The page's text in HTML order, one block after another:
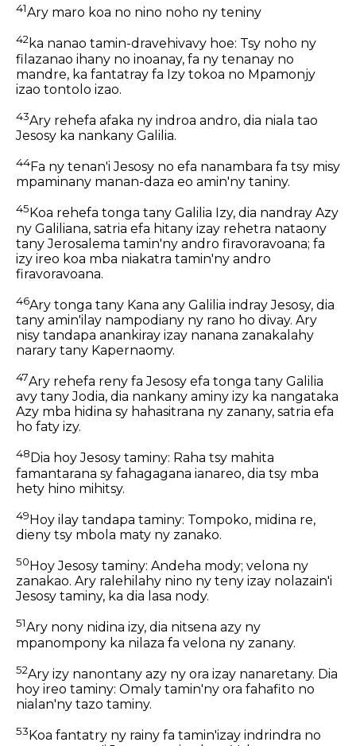
41Ary maro koa no nino noho ny teniny
42ka nanao tamin-dravehivavy hoe: Tsy noho ny
filazanao ihany no inoanay, fa ny tenanay no
mandre, ka fantatray fa Izy tokoa no Mpamonjy
izao tontolo izao.
43Ary rehefa afaka ny indroa andro, dia niala tao
Jesosy ka nankany Galilia.
44Fa ny tenan'i Jesosy no efa nanambara fa tsy misy
mpaminany manan-daza eo amin'ny taniny.
45 Koa rehefa tonga tany Galilia Izy, dia nandray Azy
ny Galiliana, satria efa hitany izay rehetra nataony
tany Jerosalema tamin'ny andro firavoravoana; fa
izy ireo koa mba niakatra tamin'ny andro
firavoravoana.
46Ary tonga tany Kana any Galilia indray Jesosy, dia
tany amin'ilay nampodiany ny rano ho divay. Ary
nisy tandapa anankiray izay nanana zanakalahy
narary tany Kapernaomy.
47Ary rehefa reny fa Jesosy efa tonga tany Galilia
avy tany Jodia, dia nankany aminy izy ka nangataka
Azy mba hidina sy hahasitrana ny zanany, satria efa
ho faty izy.
48 Dia hoy Jesosy taminy: Raha tsy mahita
famantarana sy fahagagana ianareo, dia tsy mba
hety hino mihitsy.
49Hoy ilay tandapa taminy: Tompoko, midina re,
dieny tsy mbola maty ny zanako.
50 Hoy Jesosy taminy: Andeha mody; velona ny
zanakao. Ary ralehilahy nino ny teny izay nolazain'i
Jesosy taminy, ka dia lasa nody.
51Ary nony nidina izy, dia nitsena azy ny
mpanompony ka nilaza fa velona ny zanany.
52Ary izy nanontany azy ny ora izay nanaretany. Dia
hoy ireo taminy: Omaly tamin'ny ora fahafito no
nialan'ny tazo taminy.
53 Koa fantatry ny rainy fa tamin'izay indrindra no